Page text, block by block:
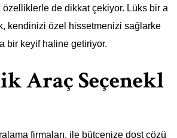
özelliklerle de dikkat çekiyor. Lüks bir a
kendinizi özel hissetmenizi sağlarke
bir keyif haline getiriyor.
Araç Seçenekl
firmaları, ile bütçenize dost çözü